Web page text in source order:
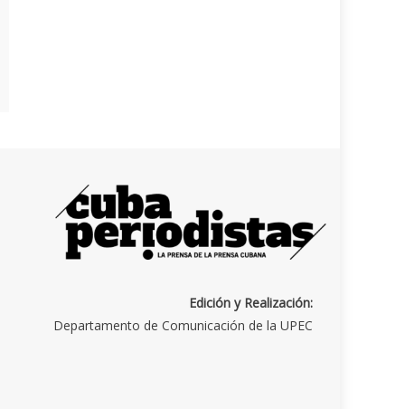
Edición y Realización:
Departamento de Comunicación de la UPEC